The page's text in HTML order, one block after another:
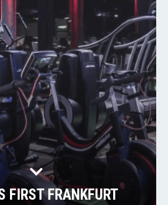
FIRST FRANKFURT